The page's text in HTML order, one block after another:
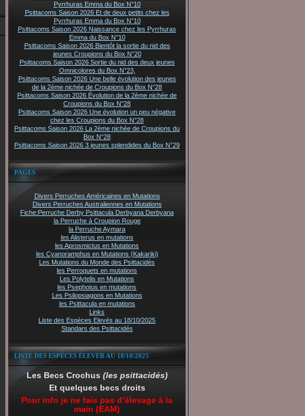
Pyrrhuras Emma du Box N°10
Psittacoms Saison 2026 Et de deux petits chez les
Pyrrhuras Emma du Box N°10
Psittacoms Saison 2026 Naissance chez les Pyrrhuras
Emma du Box N°10
Psittacoms Saison 2026 Bientôt la sortie du nid des
jeunes Croupions du Box N°20
Psittacoms Saison 2026 Sortie du nid des deux jeunes
Omnicolores du Box N°23,
Psittacoms Saison 2026 Une belle évolution des jeunes
de la 2ème nichée de Croupions du Box N°28
Psittacoms Saison 2026 Évolution de la 2ème nichée de
Croupions du Box N°28
Psittacoms Saison 2026 Une évolution un peu négative
chez les Croupions du Box N°28
Psittacoms Saison 2026 La 2ème nichée de Croupions du
Box N°28
Psittacoms Saison 2026 3 jeunes splendides du Box N°29
PAGES
Divers Perruches Américaines en Mutations
Divers Perruches Australiennes en Mutations
Fiche:Perruche Derby Psittacula Derbyana Derbyana
la Perruche à Croupion Rouge
la Perruche Aymara
les Alisterus en mutations
les Aprosmictus en Mutations
les Cyanoramphus en Mutations (Kakariki)
Les Mutations du Monde des Psittacidés
les Perroquets en mutations
Les Polytelis en Mutations
les Psephotus en mutations
Les Psilopsiagons en Mutations
les Psittacula en mutations
Links
Liste des Espèces Elevés au 18/10/2025
Standars des Psittacidés
LISTE DES ESPÈCES ÉLEVER AU 18/10/2025
Les Becs Crochus (les psittacidés)
Et quelques becs droits
Pour info je ne fais pas d’élevage à la
main (EAM)